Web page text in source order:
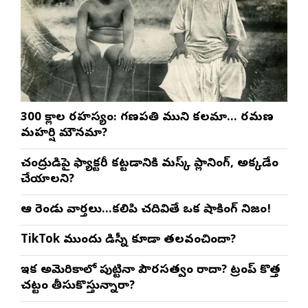
300 శ్లోకాల రహస్యం: గణపతి ముని కలమా… రమణ
మహర్షి మౌనమా?
చంద్రుడిపై ఫ్యాక్టరీ కట్టడానికి మస్క్ ప్లానింగ్, అక్కడేం
చేయాలని?
ఆ రెండు వార్తలు…కలిపి చదివితే ఒక షాకింగ్ నిజం!
TikTok ముందు డిస్నీ కూడా తలవంచిందా?
ఇక అమెరికాలో పుట్టినా పౌరసత్వం రాదా? ట్రంప్ కొత్త
చట్టం తీసుకొస్తున్నారా?